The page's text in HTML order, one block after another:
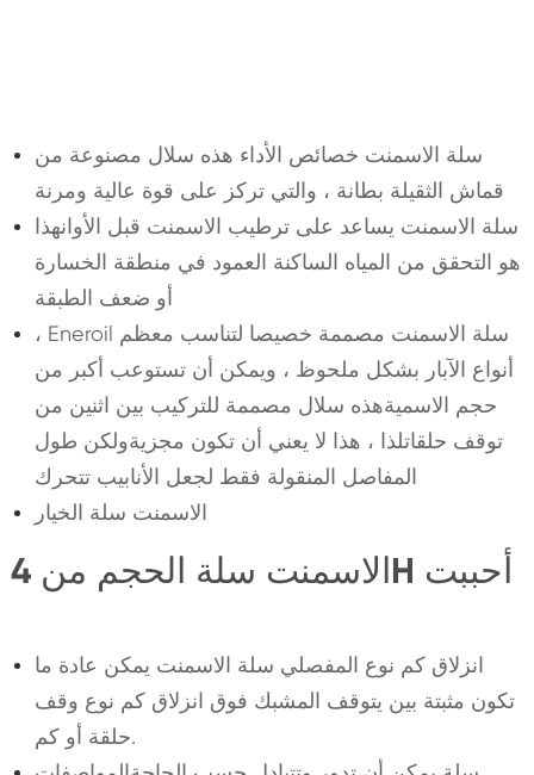
سلة الاسمنت خصائص الأداء هذه سلال مصنوعة من
قماش الثقيلة بطانة ، والتي تركز على قوة عالية ومرنة
سلة الاسمنت يساعد على ترطيب الاسمنت قبل الأوانهذا
هو التحقق من المياه الساكنة العمود في منطقة الخسارة
أو ضعف الطبقة
، Eneroil سلة الاسمنت مصممة خصيصا لتناسب معظم
أنواع الآبار بشكل ملحوظ ، ويمكن أن تستوعب أكبر من
حجم الاسميةهذه سلال مصممة للتركيب بين اثنين من
توقف حلقاتلذا ، هذا لا يعني أن تكون مجزيةولكن طول
المفاصل المنقولة فقط لجعل الأنابيب تتحرك
الاسمنت سلة الخيار
الاسمنت سلة الحجم من 4H أحببت
انزلاق كم نوع المفصلي سلة الاسمنت يمكن عادة ما
تكون مثبتة بين يتوقف المشبك فوق انزلاق كم نوع وقف
حلقة أو كم.